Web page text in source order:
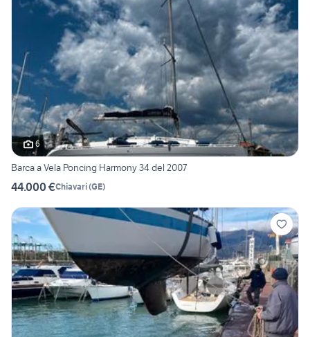
6
Barca a Vela Poncing Harmony 34 del 2007
44.000 €Chiavari(GE)